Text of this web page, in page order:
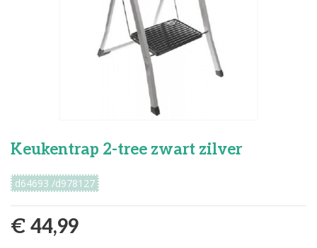
Keukentrap 2-tree zwart zilver
d64693 /d978127
€ 44,99